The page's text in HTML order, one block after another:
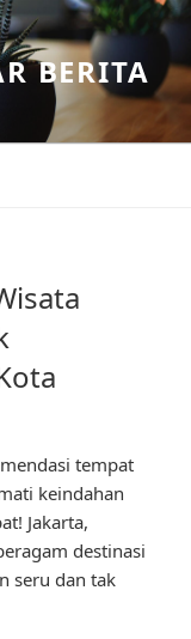
BERITA
tempat
keindahan
Jakarta,
destinasi
seru dan tak